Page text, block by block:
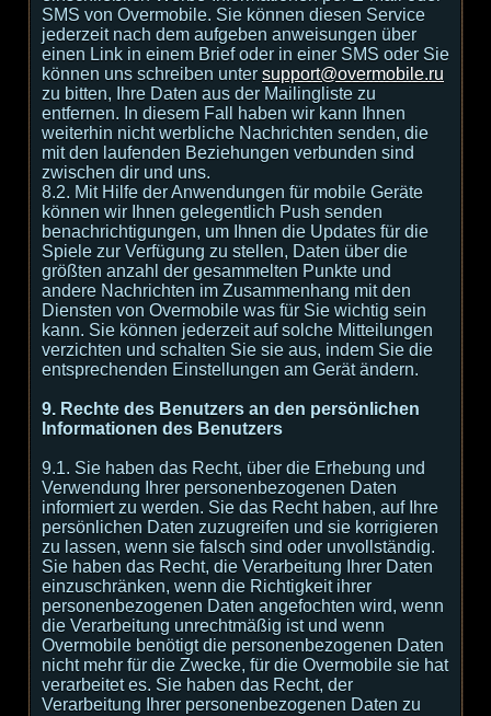
SMS von Overmobile. Sie können diesen Service
jederzeit nach dem aufgeben anweisungen über
einen Link in einem Brief oder in einer SMS oder Sie
können uns schreiben unter support@overmobile.ru
zu bitten, Ihre Daten aus der Mailingliste zu
entfernen. In diesem Fall haben wir kann Ihnen
weiterhin nicht werbliche Nachrichten senden, die
mit den laufenden Beziehungen verbunden sind
zwischen dir und uns.
8.2. Mit Hilfe der Anwendungen für mobile Geräte
können wir Ihnen gelegentlich Push senden
benachrichtigungen, um Ihnen die Updates für die
Spiele zur Verfügung zu stellen, Daten über die
größten anzahl der gesammelten Punkte und
andere Nachrichten im Zusammenhang mit den
Diensten von Overmobile was für Sie wichtig sein
kann. Sie können jederzeit auf solche Mitteilungen
verzichten und schalten Sie sie aus, indem Sie die
entsprechenden Einstellungen am Gerät ändern.
9. Rechte des Benutzers an den persönlichen
Informationen des Benutzers
9.1. Sie haben das Recht, über die Erhebung und
Verwendung Ihrer personenbezogenen Daten
informiert zu werden. Sie das Recht haben, auf Ihre
persönlichen Daten zuzugreifen und sie korrigieren
zu lassen, wenn sie falsch sind oder unvollständig.
Sie haben das Recht, die Verarbeitung Ihrer Daten
einzuschränken, wenn die Richtigkeit ihrer
personenbezogenen Daten angefochten wird, wenn
die Verarbeitung unrechtmäßig ist und wenn
Overmobile benötigt die personenbezogenen Daten
nicht mehr für die Zwecke, für die Overmobile sie hat
verarbeitet es. Sie haben das Recht, der
Verarbeitung Ihrer personenbezogenen Daten zu